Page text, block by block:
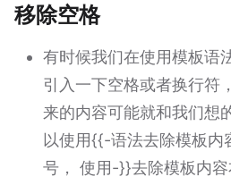
移除空格
有时候我们在使用模板语
引入一下空格或者换行符
来的内容可能就和我们想
以使用{{-语法去除模板内
号， 使用-}}去除模板内